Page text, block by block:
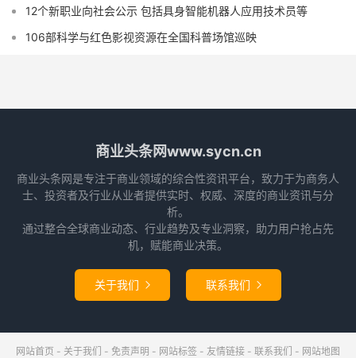
12个新职业向社会公示 包括具身智能机器人应用技术员等
106部科学与红色影视资源在全国科普场馆巡映
商业头条网www.sycn.cn
商业头条网是专注于商业领域的综合性资讯平台，致力于为商务人
士、投资者及行业从业者提供实时、权威、深度的商业资讯与分
析。
通过整合全球商业动态、行业趋势及专业洞察，助力用户抢占先
机，赋能商业决策。
关于我们  联系我们 
网站首页 - 关于我们 - 免责声明 - 网站标签 - 友情链接 - 联系我们 - 网站地图